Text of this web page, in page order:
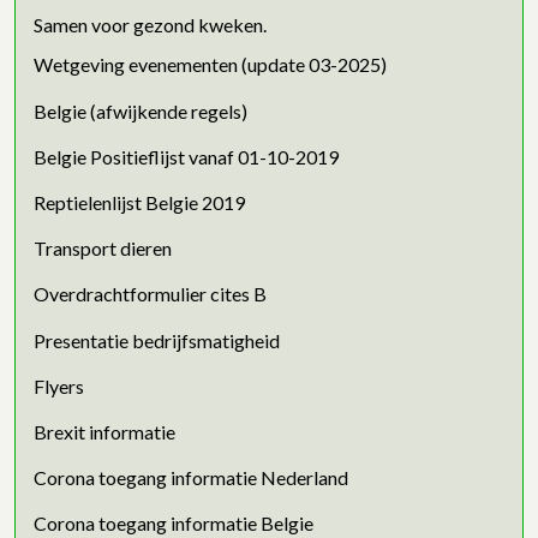
Samen voor gezond kweken.
Wetgeving evenementen (update 03-2025)
Belgie (afwijkende regels)
Belgie Positieflijst vanaf 01-10-2019
Reptielenlijst Belgie 2019
Transport dieren
Overdrachtformulier cites B
Presentatie bedrijfsmatigheid
Flyers
Brexit informatie
Corona toegang informatie Nederland
Corona toegang informatie Belgie